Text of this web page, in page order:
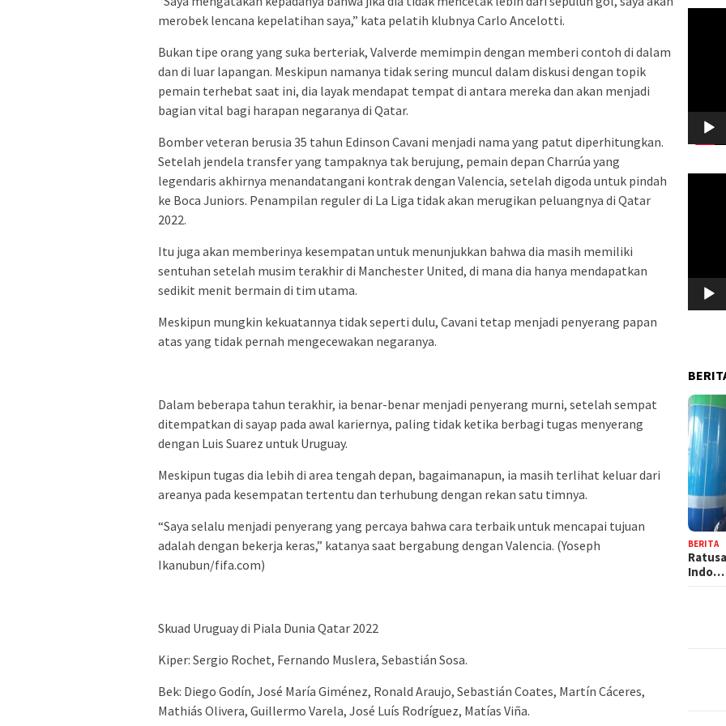
merobek lencana kepelatihan saya,” kata pelatih klubnya Carlo Ancelotti.
Bukan tipe orang yang suka berteriak, Valverde memimpin dengan memberi contoh di dalam
dan di luar lapangan. Meskipun namanya tidak sering muncul dalam diskusi dengan topik
pemain terhebat saat ini, dia layak mendapat tempat di antara mereka dan akan menjadi
bagian vital bagi harapan negaranya di Qatar.
Bomber veteran berusia 35 tahun Edinson Cavani menjadi nama yang patut diperhitungkan.
Setelah jendela transfer yang tampaknya tak berujung, pemain depan Charrúa yang
legendaris akhirnya menandatangani kontrak dengan Valencia, setelah digoda untuk pindah
ke Boca Juniors. Penampilan reguler di La Liga tidak akan merugikan peluangnya di Qatar
2022.
Itu juga akan memberinya kesempatan untuk menunjukkan bahwa dia masih memiliki
sentuhan setelah musim terakhir di Manchester United, di mana dia hanya mendapatkan
sedikit menit bermain di tim utama.
Meskipun mungkin kekuatannya tidak seperti dulu, Cavani tetap menjadi penyerang papan
atas yang tidak pernah mengecewakan negaranya.
Dalam beberapa tahun terakhir, ia benar-benar menjadi penyerang murni, setelah sempat
ditempatkan di sayap pada awal kariernya, paling tidak ketika berbagi tugas menyerang
dengan Luis Suarez untuk Uruguay.
Meskipun tugas dia lebih di area tengah depan, bagaimanapun, ia masih terlihat keluar dari
areanya pada kesempatan tertentu dan terhubung dengan rekan satu timnya.
“Saya selalu menjadi penyerang yang percaya bahwa cara terbaik untuk mencapai tujuan
adalah dengan bekerja keras,” katanya saat bergabung dengan Valencia. (Yoseph
Ikanubun/fifa.com)
Skuad Uruguay di Piala Dunia Qatar 2022
Kiper: Sergio Rochet, Fernando Muslera, Sebastián Sosa.
Bek: Diego Godín, José María Giménez, Ronald Araujo, Sebastián Coates, Martín Cáceres,
Mathiás Olivera, Guillermo Varela, José Luís Rodríguez, Matías Viña.
BERITA
Indo…